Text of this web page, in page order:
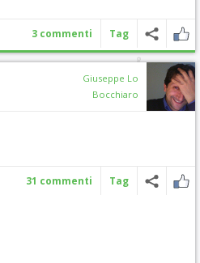
3 commenti Tag
Giuseppe Lo
Bocchiaro
31 commenti Tag